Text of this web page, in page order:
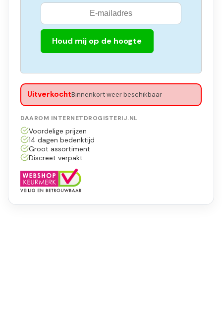
Houd mij op de hoogte
UitverkochtBinnenkort weer beschikbaar
DAAROM INTERNETDROGISTERIJ.NL
Voordelige prijzen
14 dagen bedenktijd
Groot assortiment
Discreet verpakt